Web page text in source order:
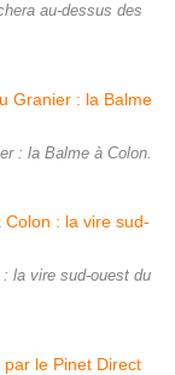
au-dessus des
: la Balme à Colon.
la vire sud-ouest du